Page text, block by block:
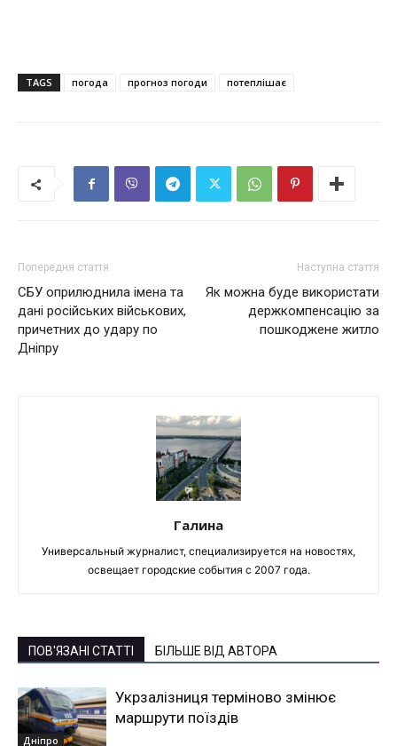
TAGS погода прогноз погоди потеплішає
Попередня стаття
СБУ оприлюднила імена та
дані російських військових,
причетних до удару по
Дніпру
Наступна стаття
Як можна буде використати
держкомпенсацію за
пошкоджене житло
Галина
Универсальный журналист, специализируется на новостях,
освещает городские события с 2007 года.
ПОВ'ЯЗАНІ СТАТТІ БІЛЬШЕ ВІД АВТОРА
Дніпро
Укрзалізниця терміново змінює
маршрути поїздів